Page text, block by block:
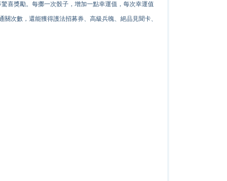
喜獎勵。每擲一次骰子，增加一點幸運值，每次幸運值
次數，還能獲得護法招募券、高級兵魄、絕品見聞卡、